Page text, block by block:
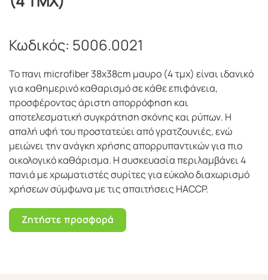
Κωδικός: 5006.0021
Το πανι microfiber 38x38cm μαυρο (4 τμχ) είναι ιδανικό
για καθημερινό καθαρισμό σε κάθε επιφάνεια,
προσφέροντας άριστη απορρόφηση και
αποτελεσματική συγκράτηση σκόνης και ρύπων. Η
απαλή υφή του προστατεύει από γρατζουνιές, ενώ
μειώνει την ανάγκη χρήσης απορρυπαντικών για πιο
οικολογικό καθάρισμα. Η συσκευασία περιλαμβάνει 4
πανιά με χρωματιστές συρίτες για εύκολο διαχωρισμό
χρήσεων σύμφωνα με τις απαιτήσεις HACCP.
Ζητήστε προσφορά